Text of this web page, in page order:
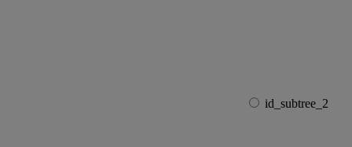
id_subtree_2